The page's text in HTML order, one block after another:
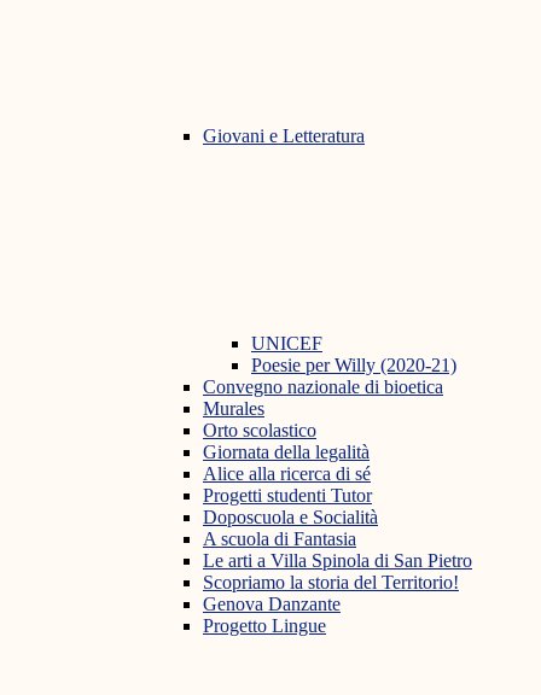
Giovani e Letteratura
UNICEF
Poesie per Willy (2020-21)
Convegno nazionale di bioetica
Murales
Orto scolastico
Giornata della legalità
Alice alla ricerca di sé
Progetti studenti Tutor
Doposcuola e Socialità
A scuola di Fantasia
Le arti a Villa Spinola di San Pietro
Scopriamo la storia del Territorio!
Genova Danzante
Progetto Lingue